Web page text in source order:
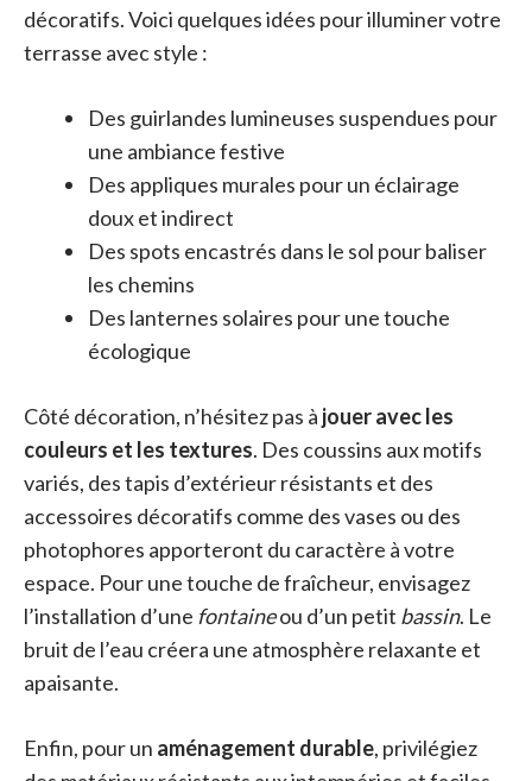
décoratifs. Voici quelques idées pour illuminer votre
terrasse avec style :
Des guirlandes lumineuses suspendues pour
une ambiance festive
Des appliques murales pour un éclairage
doux et indirect
Des spots encastrés dans le sol pour baliser
les chemins
Des lanternes solaires pour une touche
écologique
Côté décoration, n’hésitez pas à jouer avec les
couleurs et les textures. Des coussins aux motifs
variés, des tapis d’extérieur résistants et des
accessoires décoratifs comme des vases ou des
photophores apporteront du caractère à votre
espace. Pour une touche de fraîcheur, envisagez
l’installation d’une fontaineou d’un petit bassin. Le
bruit de l’eau créera une atmosphère relaxante et
apaisante.
Enfin, pour un aménagement durable, privilégiez